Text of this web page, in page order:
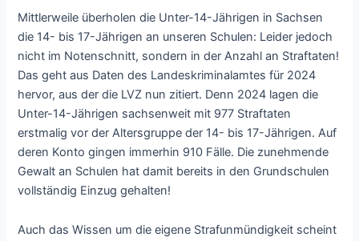
Mittlerweile überholen die Unter-14-Jährigen in Sachsen
die 14- bis 17-Jährigen an unseren Schulen: Leider jedoch
nicht im Notenschnitt, sondern in der Anzahl an Straftaten!
Das geht aus Daten des Landeskriminalamtes für 2024
hervor, aus der die LVZ nun zitiert. Denn 2024 lagen die
Unter-14-Jährigen sachsenweit mit 977 Straftaten
erstmalig vor der Altersgruppe der 14- bis 17-Jährigen. Auf
deren Konto gingen immerhin 910 Fälle. Die zunehmende
Gewalt an Schulen hat damit bereits in den Grundschulen
vollständig Einzug gehalten!
Auch das Wissen um die eigene Strafunmündigkeit scheint